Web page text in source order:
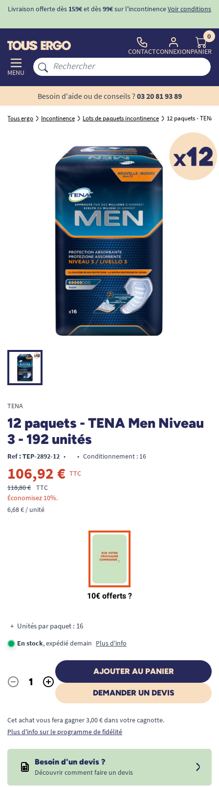
Livraison offerte dès 159€et dès99€sur l'incontinenceVoir conditions
MENU
CONTACTCONNEXION
0
PANIER
Besoin d'aide ou de conseils ? 03 20 81 93 89
Tous ergo Incontinence Lots de paquets incontinence 12 paquets - TENA
TENA
12 paquets - TENA Men Niveau
3 - 192 unités
Ref : TEP-2892-12 • • Conditionnement : 16
106,92 € TTC
118,80 €
TTC
Économisez 10%.
6,68 € / unité
Unités par paquet : 16
En stock, expédié demain Plus d'info
Quantité
- +
AJOUTER AU PANIER
DEMANDER UN DEVIS
Cet achat vous fera gagner 3,00 € dans votre cagnotte.
Plus d'info sur le programme de fidélité
Besoin d'un devis ?
Découvrir comment faire un devis